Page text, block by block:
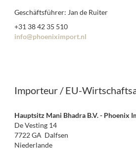
Geschäftsführer: Jan de Ruiter
+31 38 42 35 510
info@phoeniximport.nl
Importeur / EU-
Hauptsitz Mani Bhadra B.V. - Phoenix
De Vesting 14
7722 GA Dalfsen
Niederlande